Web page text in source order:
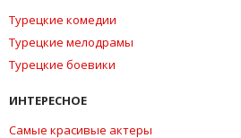
Турецкие комедии
Турецкие мелодрамы
Турецкие боевики
ИНТЕРЕСНОЕ
Самые красивые актеры